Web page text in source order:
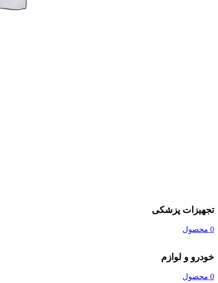
تجهیزات پزشکی
0 محصول
خودرو و لوازم
0 محصول